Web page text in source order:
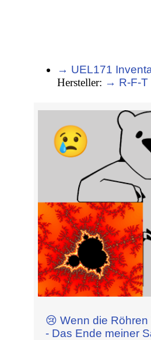
→ UEL171
Hersteller: → R-F-T
😢 Wenn die Röhren
- Das Ende meiner